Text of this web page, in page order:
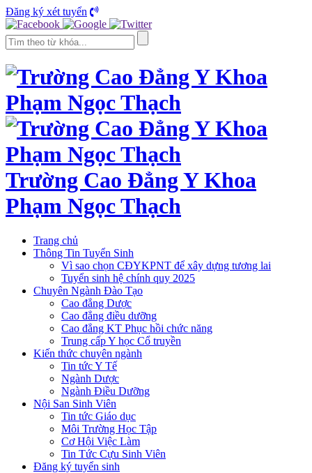
Đăng ký xét tuyển
Trường Cao Đẳng Y Khoa
Phạm Ngọc Thạch
Trang chủ
Thông Tin Tuyển Sinh
Vì sao chọn CĐYKPNT để xây dựng tương lai
Tuyển sinh hệ chính quy 2025
Chuyên Ngành Đào Tạo
Cao đẳng Dược
Cao đẳng điều dưỡng
Cao đẳng KT Phục hồi chức năng
Trung cấp Y học Cổ truyền
Kiến thức chuyên ngành
Tin tức Y Tế
Ngành Dược
Ngành Điều Dưỡng
Nội San Sinh Viên
Tin tức Giáo dục
Môi Trường Học Tập
Cơ Hội Việc Làm
Tin Tức Cựu Sinh Viên
Đăng ký tuyển sinh